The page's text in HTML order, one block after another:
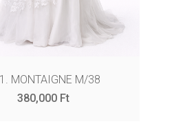
MONTAIGNE M/38
380,000 Ft